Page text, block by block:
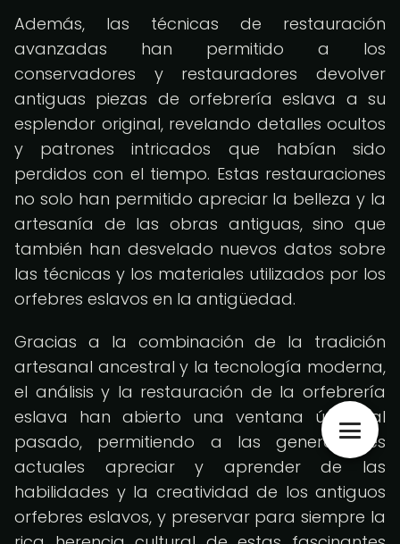
Además, las técnicas de restauración
avanzadas han permitido a los
conservadores y restauradores devolver
antiguas piezas de orfebrería eslava a su
esplendor original, revelando detalles ocultos
y patrones intricados que habían sido
perdidos con el tiempo. Estas restauraciones
no solo han permitido apreciar la belleza y la
artesanía de las obras antiguas, sino que
también han desvelado nuevos datos sobre
las técnicas y los materiales utilizados por los
orfebres eslavos en la antigüedad.
Gracias a la combinación de la tradición
artesanal ancestral y la tecnología moderna,
el análisis y la restauración de la orfebrería
eslava han abierto una ventana única al
pasado, permitiendo a las generaciones
actuales apreciar y aprender de las
habilidades y la creatividad de los antiguos
orfebres eslavos, y preservar para siempre la